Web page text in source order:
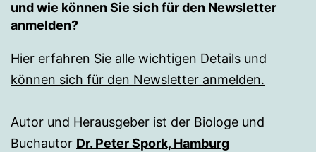
und wie können Sie sich für den Newsletter
anmelden?
Hier erfahren Sie alle wichtigen Details und
können sich für den Newsletter anmelden.
Autor und Herausgeber ist der Biologe und
Buchautor Dr. Peter Spork, Hamburg